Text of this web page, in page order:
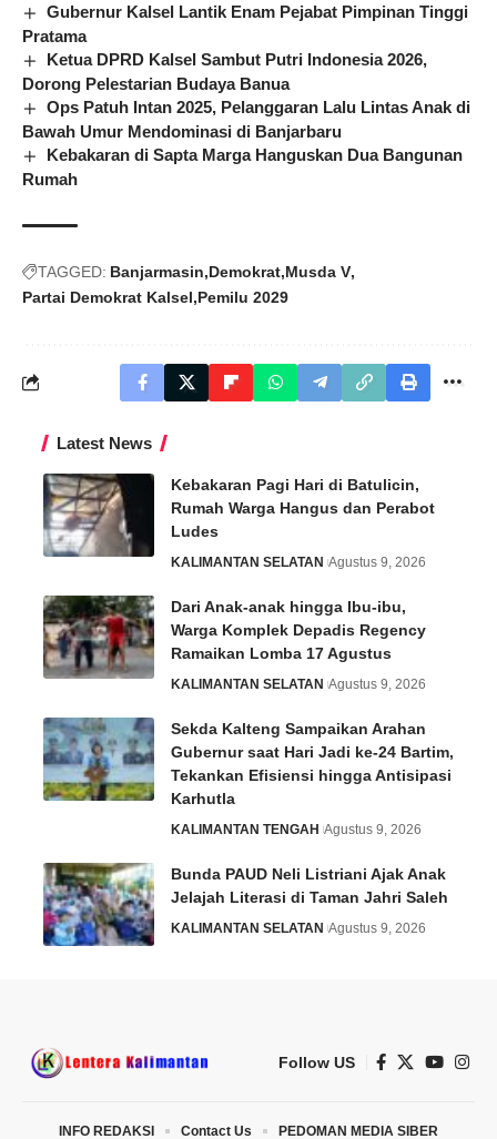
Gubernur Kalsel Lantik Enam Pejabat Pimpinan Tinggi
Pratama
Ketua DPRD Kalsel Sambut Putri Indonesia 2026,
Dorong Pelestarian Budaya Banua
Ops Patuh Intan 2025, Pelanggaran Lalu Lintas Anak di
Bawah Umur Mendominasi di Banjarbaru
Kebakaran di Sapta Marga Hanguskan Dua Bangunan
Rumah
TAGGED: Banjarmasin Demokrat Musda V
Partai Demokrat Kalsel Pemilu 2029
Latest News
Kebakaran Pagi Hari di Batulicin,
Rumah Warga Hangus dan Perabot
Ludes
KALIMANTAN SELATAN Agustus 9, 2026
Dari Anak-anak hingga Ibu-ibu,
Warga Komplek Depadis Regency
Ramaikan Lomba 17 Agustus
KALIMANTAN SELATAN Agustus 9, 2026
Sekda Kalteng Sampaikan Arahan
Gubernur saat Hari Jadi ke-24 Bartim,
Tekankan Efisiensi hingga Antisipasi
Karhutla
KALIMANTAN TENGAH Agustus 9, 2026
Bunda PAUD Neli Listriani Ajak Anak
Jelajah Literasi di Taman Jahri Saleh
KALIMANTAN SELATAN Agustus 9, 2026
Follow US
INFO REDAKSI Contact Us PEDOMAN MEDIA SIBER